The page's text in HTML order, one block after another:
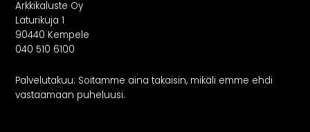
Arkkikaluste Oy
Laturikuja 1
90440 Kempele
040 510 6100
Palvelutakuu: Soitamme aina takaisin, mikäli emme ehdi
vastaamaan puheluusi.